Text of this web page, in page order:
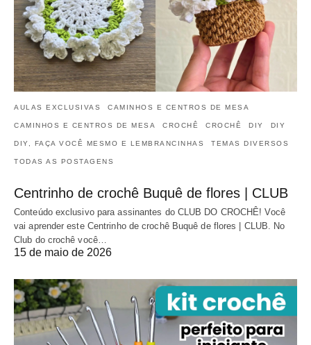
AULAS EXCLUSIVAS CAMINHOS E CENTROS DE MESA
CAMINHOS E CENTROS DE MESA CROCHÊ CROCHÊ DIY DIY
DIY, FAÇA VOCÊ MESMO E LEMBRANCINHAS TEMAS DIVERSOS
TODAS AS POSTAGENS
Centrinho de crochê Buquê de flores | CLUB
Conteúdo exclusivo para assinantes do CLUB DO CROCHÊ! Você
vai aprender este Centrinho de crochê Buquê de flores | CLUB. No
Club do crochê você…
15 de maio de 2026